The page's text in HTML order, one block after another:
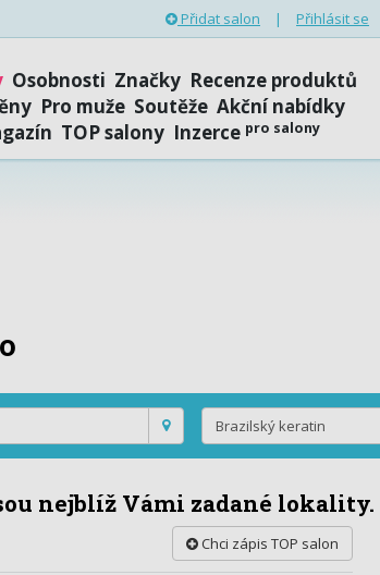
Přidat salon | Přihlásit se
Osobnosti Značky Recenze produktů
Pro muže Soutěže Akční nabídky
TOP salony Inzerce pro salony
nejblíž Vámi zadané lokality.
Chci zápis TOP salon